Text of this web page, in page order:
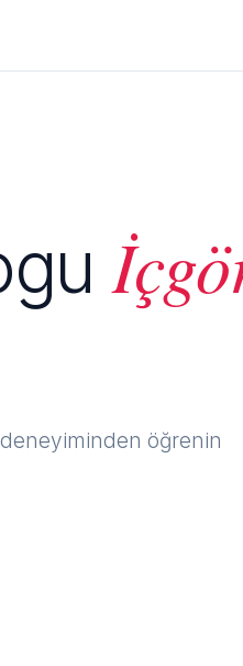
öğrenin